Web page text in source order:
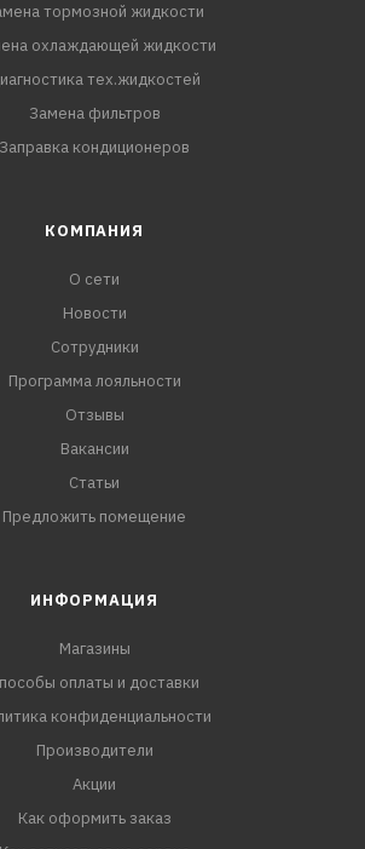
тормозной жидкости
охлаждающей жидкости
тех.жидкостей
Замена фильтров
Заправка кондиционеров
КОМПАНИЯ
О сети
Новости
Сотрудники
Программа лояльности
Отзывы
Вакансии
Статьи
Предложить помещение
ИНФОРМАЦИЯ
Магазины
оплаты и доставки
конфиденциальности
Производители
Акции
Как оформить заказ